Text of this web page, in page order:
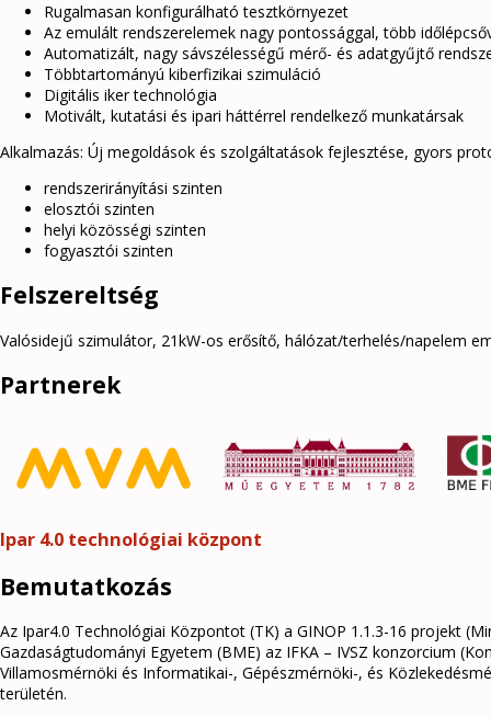
Rugalmasan konfigurálható tesztkörnyezet
Az emulált rendszerelemek nagy pontossággal, több
Automatizált, nagy sávszélességű mérő- és adatgyűjtő
Többtartományú kiberfizikai szimuláció
Digitális iker technológia
Motivált, kutatási és ipari háttérrel rendelkező munkatársak
Alkalmazás: Új megoldások és szolgáltatások fejlesztése, gyors
rendszerirányítási szinten
elosztói szinten
helyi közösségi szinten
fogyasztói szinten
Felszereltség
Valósidejű szimulátor, 21kW-os erősítő, hálózat/terhelés/napelem
Partnerek
Ipar 4.0 technológiai központ
Bemutatkozás
Az Ipar4.0 Technológiai Központot (TK) a GINOP 1.1.3-16 projekt
Gazdaságtudományi Egyetem (BME) az IFKA – IVSZ konzorcium
Villamosmérnöki és Informatikai-, Gépészmérnöki-, és
területén.